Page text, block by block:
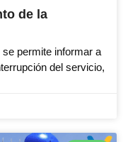
de la
permite informar a
del servicio,